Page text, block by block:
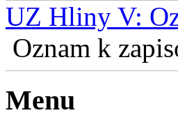
UZ Hliny V:
Oznam k
Menu